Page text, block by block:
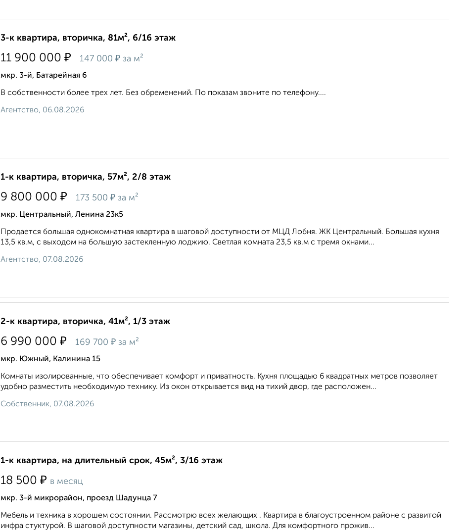
3-к квартира, вторичка, 81м², 6/16 этаж
11 900 000 ₽ 147 000 ₽ за м²
мкр. 3-й, Батарейная 6
В собственности более трех лет. Без обременений. По показам звоните по телефону....
Агентство, 06.08.2026
1-к квартира, вторичка, 57м², 2/8 этаж
9 800 000 ₽ 173 500 ₽ за м²
мкр. Центральный, Ленина 23к5
Продается большая однокомнатная квартира в шаговой доступности от МЦД Лобня. ЖК Центральный. Большая кухня
13,5 кв.м, с выходом на большую застекленную лоджию. Светлая комната 23,5 кв.м с тремя окнами...
Агентство, 07.08.2026
2-к квартира, вторичка, 41м², 1/3 этаж
6 990 000 ₽ 169 700 ₽ за м²
мкр. Южный, Калинина 15
Комнаты изолированные, что обеспечивает комфорт и приватность. Кухня площадью 6 квадратных метров позволяет
удобно разместить необходимую технику. Из окон открывается вид на тихий двор, где расположен...
Собственник, 07.08.2026
1-к квартира, на длительный срок, 45м², 3/16 этаж
18 500 ₽ в месяц
мкр. 3-й микрорайон, проезд Шадунца 7
Мебель и техника в хорошем состоянии. Рассмотрю всех желающих . Квартира в благоустроенном районе с развитой
инфра стуктурой. В шаговой доступности магазины, детский сад, школа. Для комфортного прожив...